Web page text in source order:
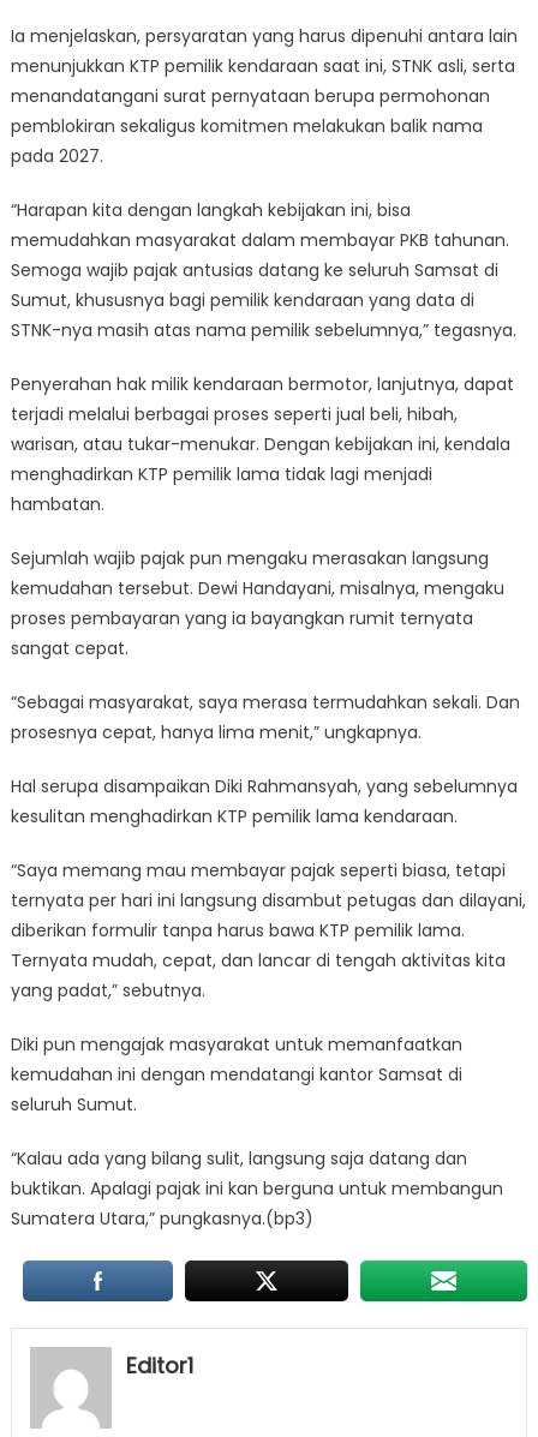
Ia menjelaskan, persyaratan yang harus dipenuhi antara lain
menunjukkan KTP pemilik kendaraan saat ini, STNK asli, serta
menandatangani surat pernyataan berupa permohonan
pemblokiran sekaligus komitmen melakukan balik nama
pada 2027.
“Harapan kita dengan langkah kebijakan ini, bisa
memudahkan masyarakat dalam membayar PKB tahunan.
Semoga wajib pajak antusias datang ke seluruh Samsat di
Sumut, khususnya bagi pemilik kendaraan yang data di
STNK-nya masih atas nama pemilik sebelumnya,” tegasnya.
Penyerahan hak milik kendaraan bermotor, lanjutnya, dapat
terjadi melalui berbagai proses seperti jual beli, hibah,
warisan, atau tukar-menukar. Dengan kebijakan ini, kendala
menghadirkan KTP pemilik lama tidak lagi menjadi
hambatan.
Sejumlah wajib pajak pun mengaku merasakan langsung
kemudahan tersebut. Dewi Handayani, misalnya, mengaku
proses pembayaran yang ia bayangkan rumit ternyata
sangat cepat.
“Sebagai masyarakat, saya merasa termudahkan sekali. Dan
prosesnya cepat, hanya lima menit,” ungkapnya.
Hal serupa disampaikan Diki Rahmansyah, yang sebelumnya
kesulitan menghadirkan KTP pemilik lama kendaraan.
“Saya memang mau membayar pajak seperti biasa, tetapi
ternyata per hari ini langsung disambut petugas dan dilayani,
diberikan formulir tanpa harus bawa KTP pemilik lama.
Ternyata mudah, cepat, dan lancar di tengah aktivitas kita
yang padat,” sebutnya.
Diki pun mengajak masyarakat untuk memanfaatkan
kemudahan ini dengan mendatangi kantor Samsat di
seluruh Sumut.
“Kalau ada yang bilang sulit, langsung saja datang dan
buktikan. Apalagi pajak ini kan berguna untuk membangun
Sumatera Utara,” pungkasnya.(bp3)
Editor1